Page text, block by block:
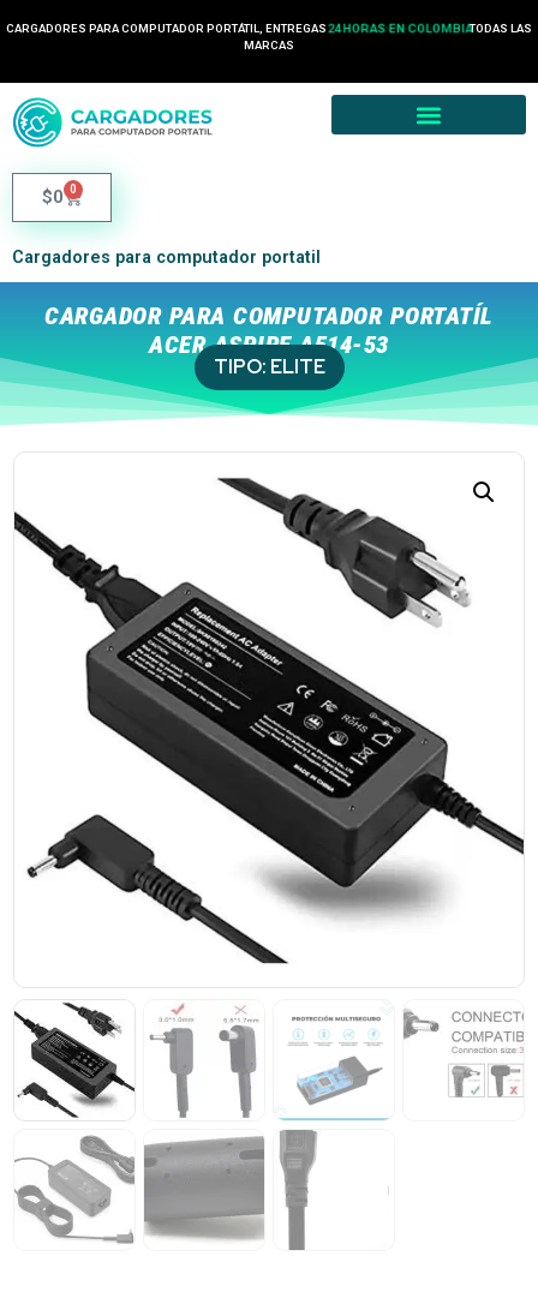
CARGADORES PARA COMPUTADOR PORTÁTIL, ENTREGAS 24 HORAS EN COLOMBIATODAS LAS
MARCAS
$0 0
Cargadores para computador portatil
CARGADOR PARA COMPUTADOR PORTATÍL
ACER ASPIRE A514-53
TIPO: ELITE